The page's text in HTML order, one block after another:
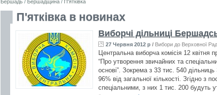
Бершадь / Бершадщина / П'ятківка
П'ятківка в новинах
Виборчі дільниці
27 Червня 2012 р / Вибори до Верховної
Центральна виборча комісія 12
“Про утворення звичайних та
основі”. Зокрема з 33 тис. 540
96% від загальної кількості. Згідно з
спеціальними, з них 1 тис. 200 будуть